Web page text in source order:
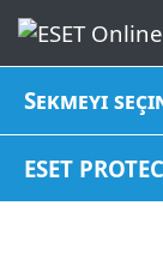
Sekmeyi
ESET